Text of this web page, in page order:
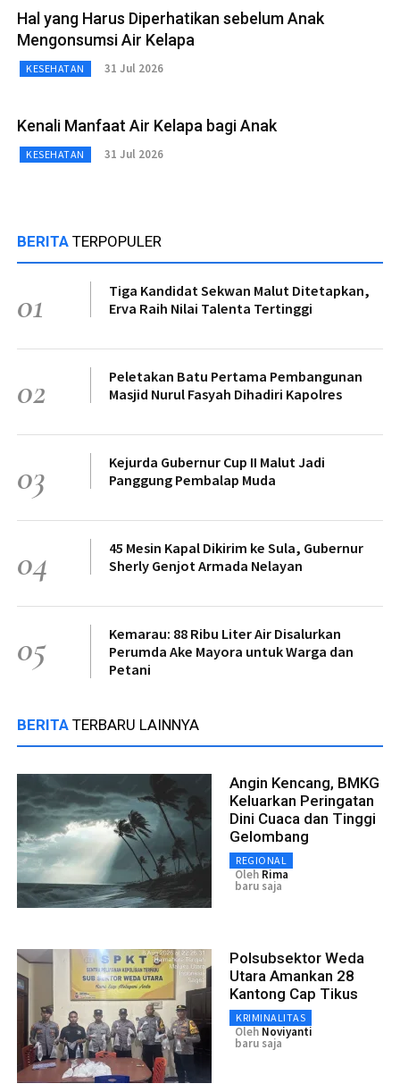
Hal yang Harus Diperhatikan sebelum Anak
Mengonsumsi Air Kelapa
KESEHATAN 31 Jul 2026
Kenali Manfaat Air Kelapa bagi Anak
KESEHATAN 31 Jul 2026
BERITA TERPOPULER
01
Tiga Kandidat Sekwan Malut Ditetapkan,
Erva Raih Nilai Talenta Tertinggi
02
Peletakan Batu Pertama Pembangunan
Masjid Nurul Fasyah Dihadiri Kapolres
03
Kejurda Gubernur Cup II Malut Jadi
Panggung Pembalap Muda
04
45 Mesin Kapal Dikirim ke Sula, Gubernur
Sherly Genjot Armada Nelayan
05
Kemarau: 88 Ribu Liter Air Disalurkan
Perumda Ake Mayora untuk Warga dan
Petani
BERITA TERBARU LAINNYA
Angin Kencang, BMKG
Keluarkan Peringatan
Dini Cuaca dan Tinggi
Gelombang
REGIONAL
Oleh Rima
baru saja
Polsubsektor Weda
Utara Amankan 28
Kantong Cap Tikus
KRIMINALITAS
Oleh Noviyanti
baru saja